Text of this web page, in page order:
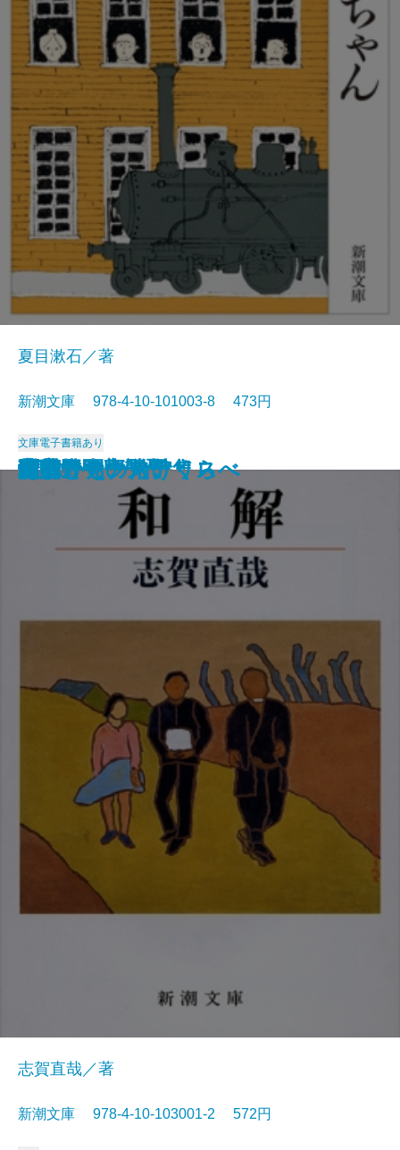
猟銃・闘牛
ヴェルレーヌ詩集
草枕
斜陽
高村光太郎詩集
歌行燈・高野聖
土
真実一路
老妓抄
坊っちゃん
夏目漱石／著
新潮文庫 978-4-10-101003-8 473円
文庫電子書籍あり
和解
志賀直哉／著
新潮文庫 978-4-10-103001-2 572円
ヰタ・セクスアリス
出家とその弟子
にごりえ・たけくらべ
武蔵野
白痴
青年
雁
それから
門